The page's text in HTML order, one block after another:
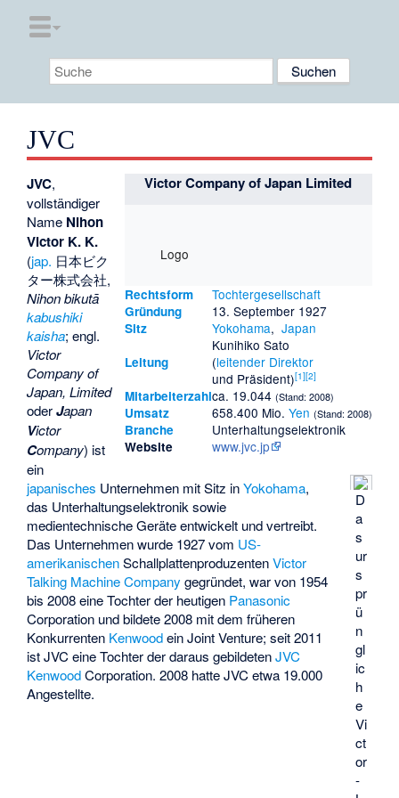
JVC
Victor Company of Japan Limited
Logo
Rechtsform Tochtergesellschaft
Gründung 13. September 1927
Sitz Yokohama, Japan
Leitung
Kunihiko Sato
(leitender Direktor
und Präsident)[1][2]
Mitarbeiterzahlca. 19.044 (Stand: 2008)
Umsatz 658.400 Mio. Yen (Stand: 2008)
Branche Unterhaltungselektronik
Website www.jvc.jp
D
a
s
ur
s
pr
ü
n
gl
ic
h
e
Vi
ct
or
-
JVC,
vollständiger
Name Nihon
Victor K. K.
(jap. 日本ビク
ター株式会社,
Nihon bikutā
kabushiki
kaisha; engl.
Victor
Company of
Japan, Limited
oderJapan
Victor
Company) ist
ein
japanisches Unternehmen mit Sitz inYokohama,
das Unterhaltungselektronik sowie
medientechnische Geräte entwickelt und vertreibt.
Das Unternehmen wurde 1927 vom US-
amerikanischenSchallplattenproduzentenVictor
Talking Machine Company gegründet, war von 1954
bis 2008 eine Tochter der heutigen Panasonic
Corporation und bildete 2008 mit dem früheren
Konkurrenten Kenwoodein Joint Venture; seit 2011
ist JVC eine Tochter der daraus gebildetenJVC
KenwoodCorporation. 2008 hatte JVC etwa 19.000
Angestellte.